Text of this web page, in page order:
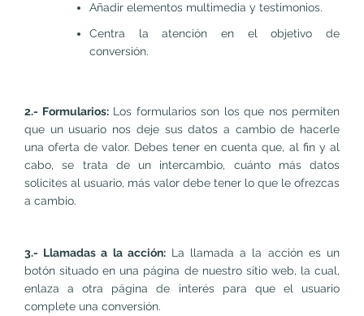
Añadir elementos multimedia y testimonios.
Centra la atención en el objetivo de
conversión.
2.- Formularios:Los formularios son los que nos permiten
que un usuario nos deje sus datos a cambio de hacerle
una oferta de valor. Debes tener en cuenta que, al fin y al
cabo, se trata de un intercambio, cuánto más datos
solicites al usuario, más valor debe tener lo que le ofrezcas
a cambio.
3.- Llamadas a la acción:La llamada a la acción es un
botón situado en una página de nuestro sitio web, la cual,
enlaza a otra página de interés para que el usuario
complete una conversión.